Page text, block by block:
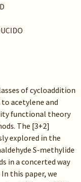
of cycloaddition
acetylene and
functional theory
The [3+2]
explored in the
S-methylide
in a concerted way
this paper, we